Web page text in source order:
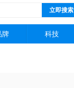
立即搜索
牌 科技